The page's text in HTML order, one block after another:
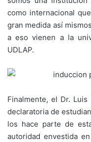
como internacional
gran medida así
a eso vienen a la
UDLAP.
Finalmente, el Dr.
declaratoria de
los hace parte de
autoridad envestida